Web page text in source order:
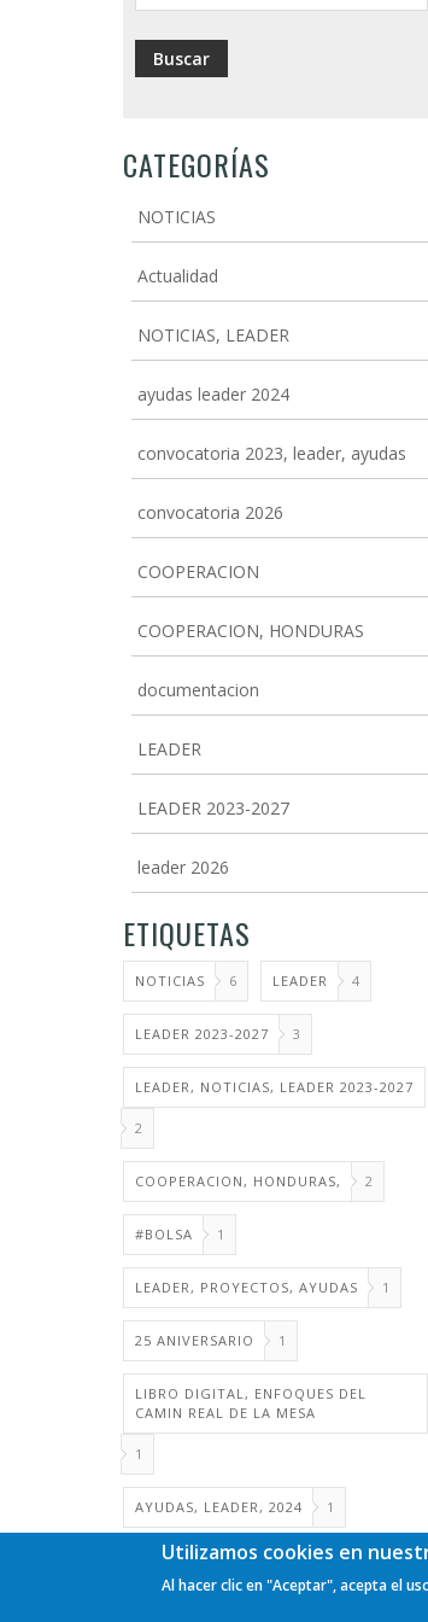
CATEGORÍAS
NOTICIAS
Actualidad
NOTICIAS, LEADER
ayudas leader 2024
convocatoria 2023, leader, ayudas
convocatoria 2026
COOPERACION
COOPERACION, HONDURAS
documentacion
LEADER
LEADER 2023-2027
leader 2026
ETIQUETAS
NOTICIAS 6 LEADER 4
LEADER 2023-2027 3
LEADER, NOTICIAS, LEADER 2023-2027
2
COOPERACION, HONDURAS, 2
#BOLSA 1
LEADER, PROYECTOS, AYUDAS 1
25 ANIVERSARIO 1
LIBRO DIGITAL, ENFOQUES DEL
CAMIN REAL DE LA MESA
1
AYUDAS, LEADER, 2024 1
Utilizamos cookies en
Al hacer clic en "Aceptar", acepta el